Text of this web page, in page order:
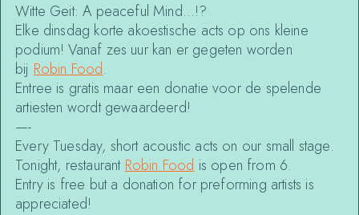
Witte Geit: A peaceful Mind…!?
Elke dinsdag korte akoestische acts op ons kleine
podium! Vanaf zes uur kan er gegeten worden
bij Robin Food.
Entree is gratis maar een donatie voor de spelende
artiesten wordt gewaardeerd!
—-
Every Tuesday, short acoustic acts on our small stage.
Tonight, restaurant Robin Food is open from 6.
Entry is free but a donation for preforming artists is
appreciated!